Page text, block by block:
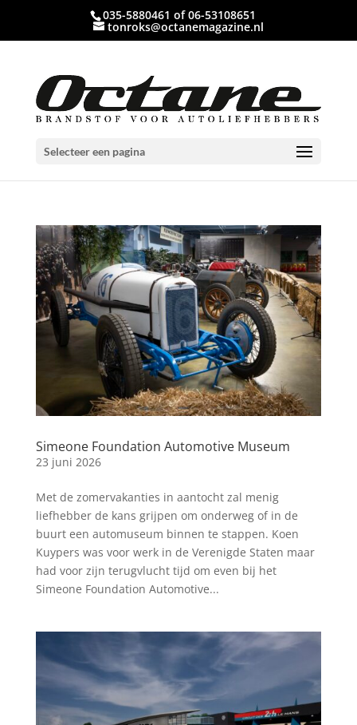
035-5880461 of 06-53108651
tonroks@octanemagazine.nl
Selecteer een pagina
Simeone Foundation Automotive Museum
23 juni 2026
Met de zomervakanties in aantocht zal menig
liefhebber de kans grijpen om onderweg of in de
buurt een automuseum binnen te stappen. Koen
Kuypers was voor werk in de Verenigde Staten maar
had voor zijn terugvlucht tijd om even bij het
Simeone Foundation Automotive...